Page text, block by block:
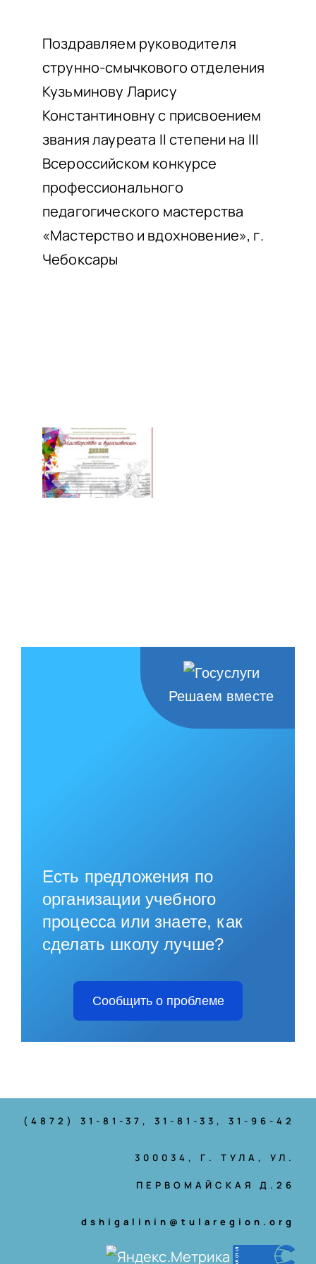
О ПРИЕМЕ
ОБУЧАЮЩИМСЯ
СВЕДЕНИЯ ОБ ОО
КОНТАКТЫ
Поздравляем руководителя
струнно-смычкового отделения
Кузьминову Ларису
Константиновну с присвоением
звания лауреата II степени на III
Всероссийском конкурсе
профессионального
педагогического мастерства
«Мастерство и вдохновение», г.
Чебоксары
Решаем вместе
Есть предложения по
организации учебного
процесса или знаете, как
сделать школу лучше?
Сообщить о проблеме
(4872) 31-81-37, 31-81-33, 31-96-42
300034, Г. ТУЛА, УЛ.
ПЕРВОМАЙСКАЯ Д.26
dshigalinin@tularegion.org